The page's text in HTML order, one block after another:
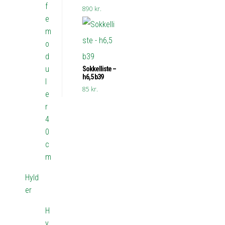
890 kr.
Sokkelliste –
h6,5 b39
85 kr.
f
e
m
o
d
u
l
e
r
4
0
c
m
Hyld
er
H